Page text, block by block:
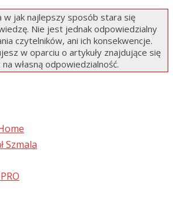
w jak najlepszy sposób stara się
Nie jest jednak odpowiedzialny
czytelników, ani ich konsekwencje.
w oparciu o artykuły znajdujące się
własną odpowiedzialność.
Szmala